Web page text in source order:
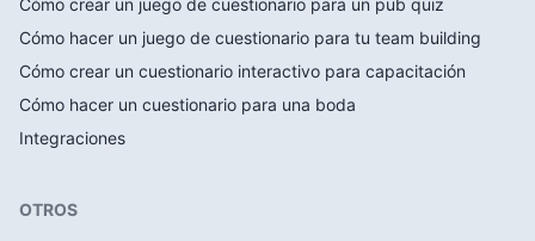
Cómo crear un juego de cuestionario para un pub quiz
Cómo hacer un juego de cuestionario para tu team building
Cómo crear un cuestionario interactivo para capacitación
Cómo hacer un cuestionario para una boda
Integraciones
OTROS